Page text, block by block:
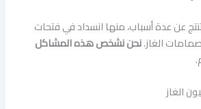
عن عدة أسباب، منها انسداد في فتحات
الغاز.نحن نشخص هذه المشاكل
الغاز